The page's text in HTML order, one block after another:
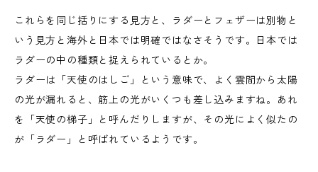
これらを同じ括りにする見方と、ラダーとフェザーは別物と
いう見方と海外と日本では明確ではなさそうです。日本では
ラダーの中の種類と捉えられているとか。
ラダーは「天使のはしご」という意味で、よく雲間から太陽
の光が漏れると、筋上の光がいくつも差し込みますね。あれ
を「天使の梯子」と呼んだりしますが、その光によく似たの
が「ラダー」と呼ばれているようです。